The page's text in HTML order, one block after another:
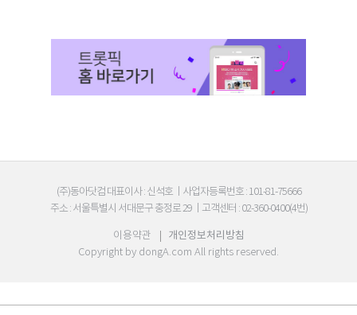
(주)동아닷컴 대표이사 : 신석호
사업자등록번호 : 101-81-75666
주소 : 서울특별시 서대문구 충정로 29
고객센터 : 02-360-0400(4번)
이용약관
| 개인정보처리방침
Copyright by dongA.com All rights reserved.